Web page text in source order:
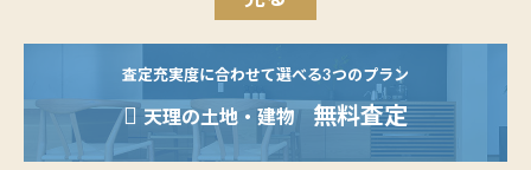
査定充実度に合わせて選べる3つのプラン
天理の土地・建物 無料査定